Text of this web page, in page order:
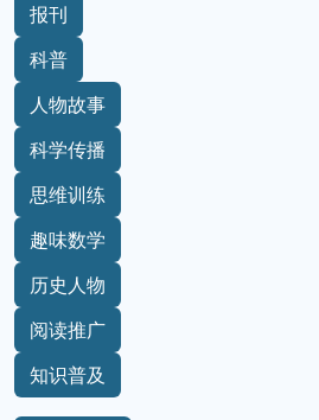
报刊
科普
人物故事
科学传播
思维训练
趣味数学
历史人物
阅读推广
知识普及